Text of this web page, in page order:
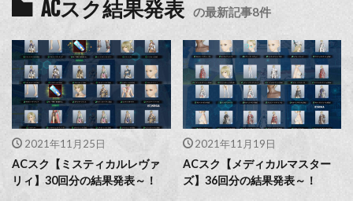
ACスク結果発表 の最新記事8件
2021年11月25日
ACスク【ミスティカルレヴァ
リィ】30回分の結果発表～！
2021年11月19日
ACスク【メディカルマスター
ズ】36回分の結果発表～！